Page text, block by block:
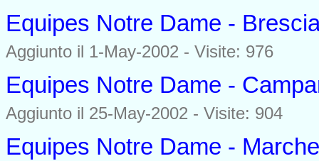
Equipes Notre Dame -
Aggiunto il 1-May-2002 - Visite: 976
Equipes Notre Dame -
Aggiunto il 25-May-2002 - Visite: 904
Equipes Notre Dame -